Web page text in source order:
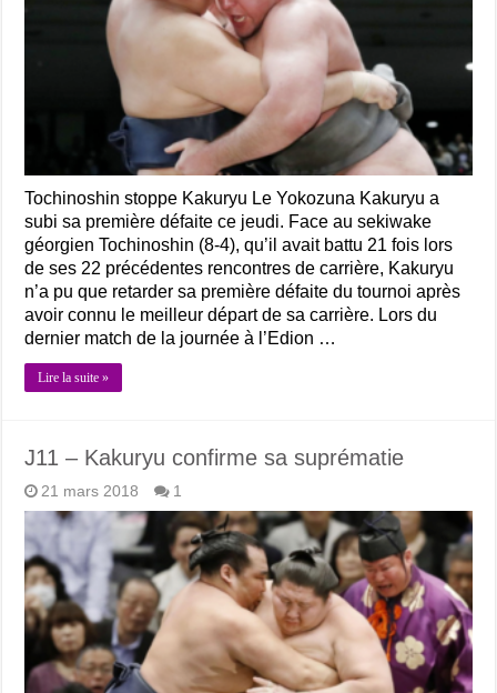
Tochinoshin stoppe Kakuryu Le Yokozuna Kakuryu a
subi sa première défaite ce jeudi. Face au sekiwake
géorgien Tochinoshin (8-4), qu’il avait battu 21 fois lors
de ses 22 précédentes rencontres de carrière, Kakuryu
n’a pu que retarder sa première défaite du tournoi après
avoir connu le meilleur départ de sa carrière. Lors du
dernier match de la journée à l’Edion …
Lire la suite »
J11 – Kakuryu confirme sa suprématie
21 mars 2018 1